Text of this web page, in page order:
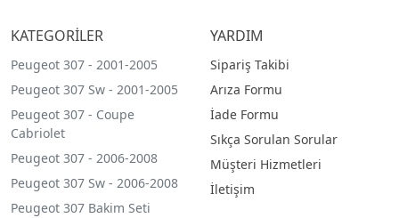
KATEGORİLER
Peugeot 307 - 2001-2005
Peugeot 307 Sw - 2001-2005
Peugeot 307 - Coupe
Cabriolet
Peugeot 307 - 2006-2008
Peugeot 307 Sw - 2006-2008
Peugeot 307 Bakim Seti
YARDIM
Sipariş Takibi
Arıza Formu
İade Formu
Sıkça Sorulan Sorular
Müşteri Hizmetleri
İletişim